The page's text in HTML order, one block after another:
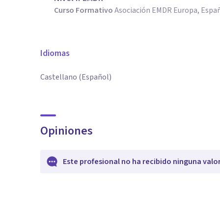
Curso FormativoAsociación EMDR Europa,
Idiomas
Castellano (Español)
Opiniones
Este profesional no ha recibido ninguna